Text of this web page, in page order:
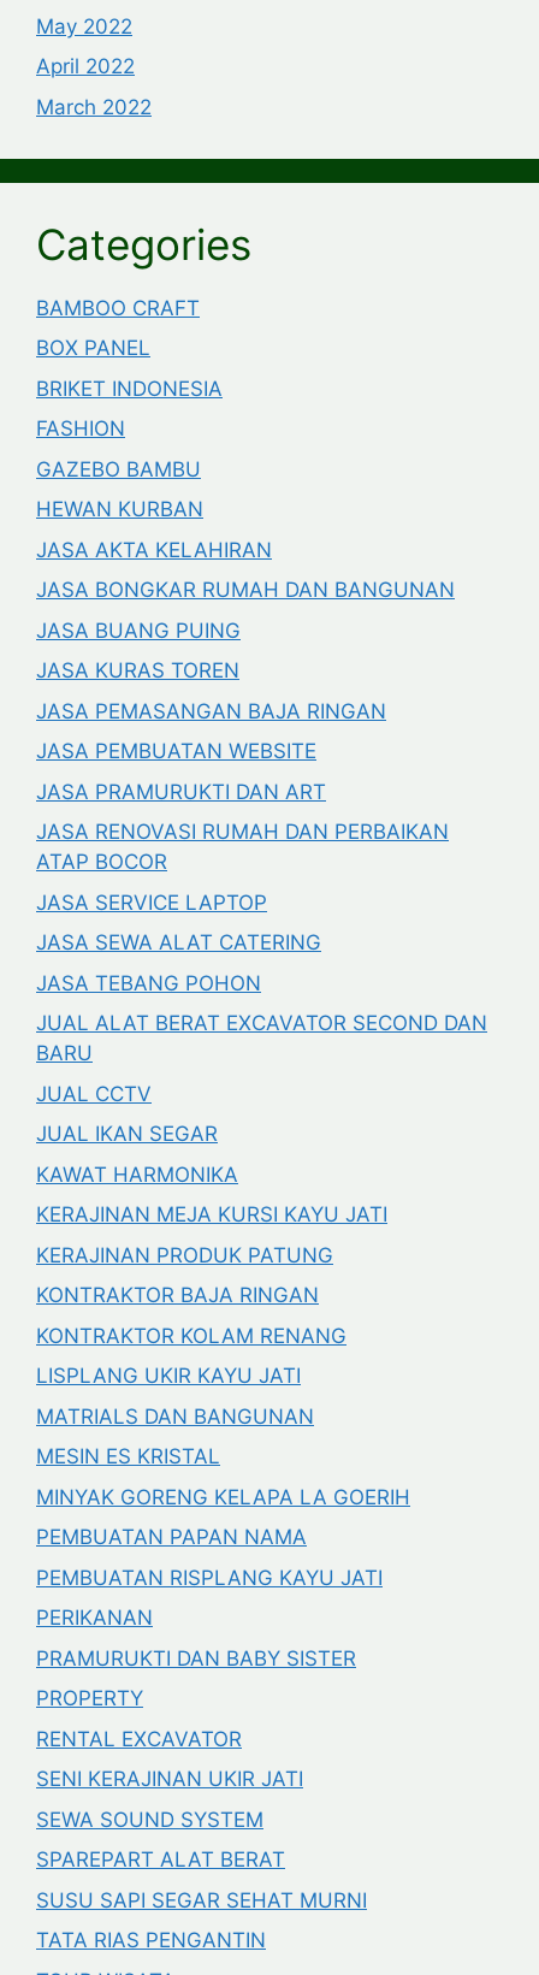
May 2022
April 2022
March 2022
Categories
BAMBOO CRAFT
BOX PANEL
BRIKET INDONESIA
FASHION
GAZEBO BAMBU
HEWAN KURBAN
JASA AKTA KELAHIRAN
JASA BONGKAR RUMAH DAN BANGUNAN
JASA BUANG PUING
JASA KURAS TOREN
JASA PEMASANGAN BAJA RINGAN
JASA PEMBUATAN WEBSITE
JASA PRAMURUKTI DAN ART
JASA RENOVASI RUMAH DAN PERBAIKAN
ATAP BOCOR
JASA SERVICE LAPTOP
JASA SEWA ALAT CATERING
JASA TEBANG POHON
JUAL ALAT BERAT EXCAVATOR SECOND DAN
BARU
JUAL CCTV
JUAL IKAN SEGAR
KAWAT HARMONIKA
KERAJINAN MEJA KURSI KAYU JATI
KERAJINAN PRODUK PATUNG
KONTRAKTOR BAJA RINGAN
KONTRAKTOR KOLAM RENANG
LISPLANG UKIR KAYU JATI
MATRIALS DAN BANGUNAN
MESIN ES KRISTAL
MINYAK GORENG KELAPA LA GOERIH
PEMBUATAN PAPAN NAMA
PEMBUATAN RISPLANG KAYU JATI
PERIKANAN
PRAMURUKTI DAN BABY SISTER
PROPERTY
RENTAL EXCAVATOR
SENI KERAJINAN UKIR JATI
SEWA SOUND SYSTEM
SPAREPART ALAT BERAT
SUSU SAPI SEGAR SEHAT MURNI
TATA RIAS PENGANTIN